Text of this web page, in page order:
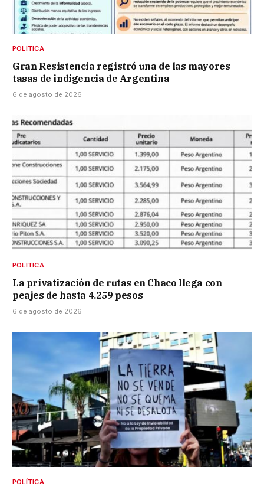
POLÍTICA
Gran Resistencia registró una de las mayores
tasas de indigencia de Argentina
6 de agosto de 2026
POLÍTICA
La privatización de rutas en Chaco llega con
peajes de hasta 4.259 pesos
6 de agosto de 2026
POLÍTICA